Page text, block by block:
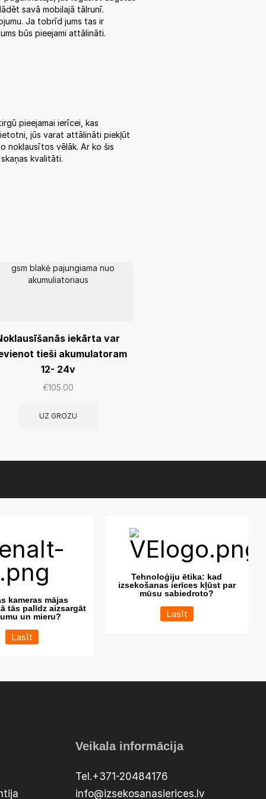
savā mobilajā tālrunī.
Ja tobrīd jums tas ir
būs pieejami attālināti.
pieejamai ierīcei, kas
jūs varat attālināti piekļūt
noklausītos vēlāk. Ar ko šis
kvalitāti.
iekārta var
tieši akumulatoram
12- 24v
€105.00
UZ GROZU
kameras mājas
tās palīdz aizsargāt
un mieru?
Lasīt
Tehnoloģiju ētika: kad
izsekošanas ierīces kļūst par
mūsu sabiedroto?
Lasīt
Veikala informācija
Tel.+371-20484176
info@izsekosanasierices.lv